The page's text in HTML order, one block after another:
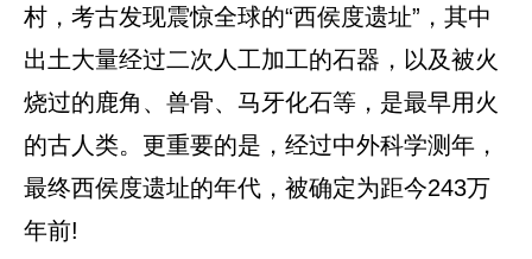
村，考古发现震惊全球的“西侯度遗址”，其中
出土大量经过二次人工加工的石器，以及被火
烧过的鹿角、兽骨、马牙化石等，是最早用火
的古人类。更重要的是，经过中外科学测年，
最终西侯度遗址的年代，被确定为距今243万
年前!